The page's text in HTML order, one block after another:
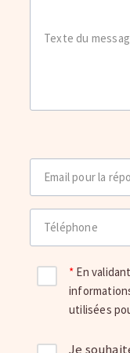
Texte du
Email pour la
Téléphone
En
utilisées
Je